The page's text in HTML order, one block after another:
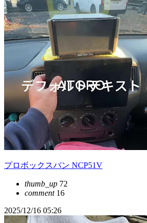
プロボックスバン NCP51V
thumb_up 72
comment16
2025/12/16 05:26